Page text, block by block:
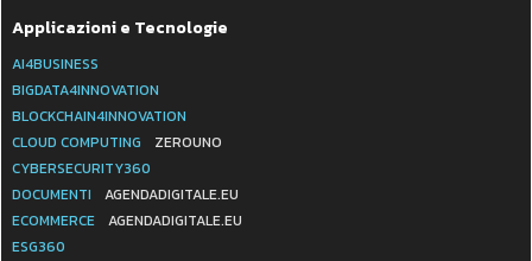
Applicazioni e Tecnologie
AI4BUSINESS
BIGDATA4INNOVATION
BLOCKCHAIN4INNOVATION
CLOUD COMPUTING
ZEROUNO
CYBERSECURITY360
DOCUMENTI
AGENDADIGITALE.EU
ECOMMERCE
AGENDADIGITALE.EU
ESG360